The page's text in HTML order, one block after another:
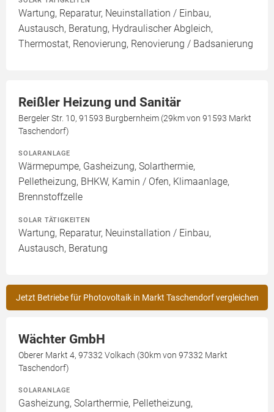
Wartung, Reparatur, Neuinstallation / Einbau,
Austausch, Beratung, Hydraulischer Abgleich,
Thermostat, Renovierung, Renovierung / Badsanierung
Reißler Heizung und Sanitär
Bergeler Str. 10, 91593 Burgbernheim (29km von 91593 Markt
Taschendorf)
SOLARANLAGE
Wärmepumpe, Gasheizung, Solarthermie,
Pelletheizung, BHKW, Kamin / Ofen, Klimaanlage,
Brennstoffzelle
SOLAR TÄTIGKEITEN
Wartung, Reparatur, Neuinstallation / Einbau,
Austausch, Beratung
Jetzt Betriebe für Photovoltaik in Markt Taschendorf vergleichen
Wächter GmbH
Oberer Markt 4, 97332 Volkach (30km von 97332 Markt
Taschendorf)
SOLARANLAGE
Gasheizung, Solarthermie, Pelletheizung,